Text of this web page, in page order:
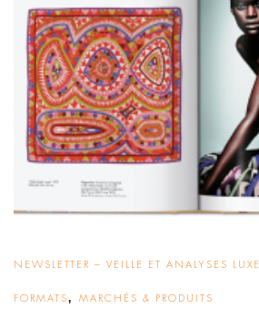
NEWSLETTER – VEILLE ET ANALYSES LUXE
FORMATS, MARCHÉS & PRODUITS